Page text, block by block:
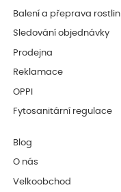
Balení a přeprava rostlin
Sledování objednávky
Prodejna
Reklamace
OPPI
Fytosanitární regulace
Blog
O nás
Velkoobchod